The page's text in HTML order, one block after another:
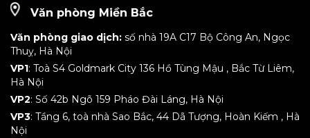
Văn phòng Miền Bắc
Văn phòng giao dịch: số nhà 19A C17 Bộ Công An, Ngọc
Thuỵ, Hà Nội
VP1: Toà S4 Goldmark City 136 Hồ Tùng Mậu , Bắc Từ Liêm,
Hà Nội
VP2: Số 42b Ngõ 159 Pháo Đài Láng, Hà Nội
VP3: Tầng 6, toà nhà Sao Bắc, 44 Dã Tượng, Hoàn Kiếm , Hà
Nội